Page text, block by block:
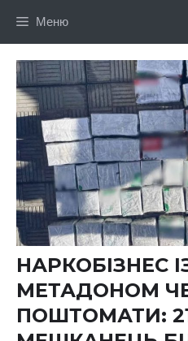
Меню
НАРКОБІЗНЕС
МЕТАДОНОМ
ПОШТОМАТИ: